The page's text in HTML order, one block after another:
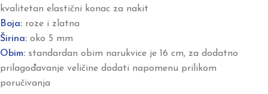
kvalitetan elastični konac za nakit
Boja: roze i zlatna
Širina: oko 5 mm
Obim: standardan obim narukvice je 16 cm, za dodatno
prilagođavanje veličine dodati napomenu prilikom
poručivanja